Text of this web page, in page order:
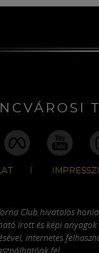
Club hivatalos
írott és képi
internetes
fel.